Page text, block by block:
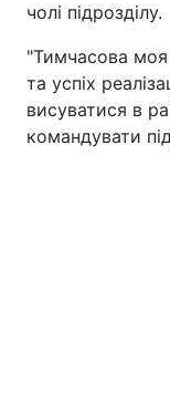
чолі підрозділу.
"Тимчасова моя
та успіх
висуватися в
командувати